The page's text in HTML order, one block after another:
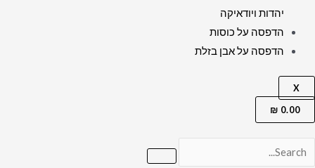
יהדות ויודאיקה
הדפסה על כוסות
הדפסה על אבן בזלת
X
0.00
₪